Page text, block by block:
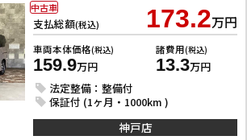
支払総額(税込) 173.2万円
車両本体価格(税込)
159.9万円
諸費用(税込)
13.3万円
法定整備：整備付
保証付 (1ヶ月・1000km )
中古車
神戸店